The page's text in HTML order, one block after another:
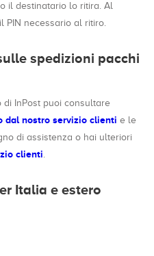
il destinatario lo ritira. Al
PIN necessario al ritiro.
spedizioni pacchi
di InPost puoi consultare
dal nostro servizio clienti e le
di assistenza o hai ulteriori
clienti.
Italia e estero